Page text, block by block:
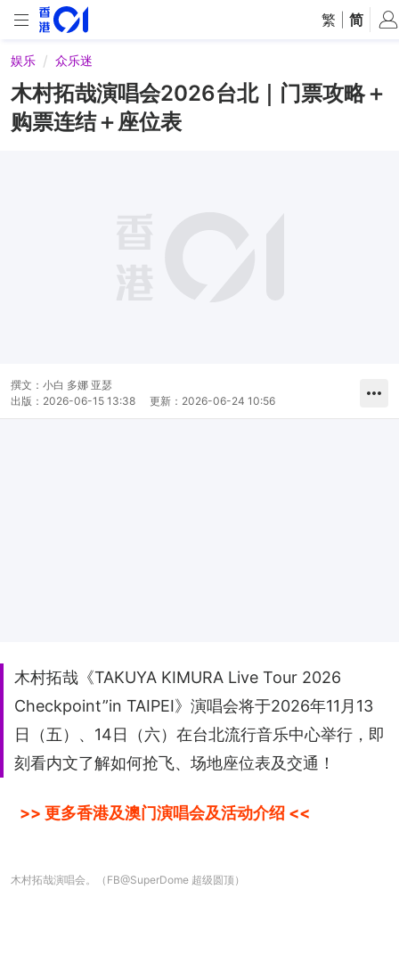
繁 简
娱乐 众乐迷
木村拓哉演唱会2026台北｜门票攻略＋
购票连结＋座位表
撰文： 小白 多娜 亚瑟
出版： 2026-06-15 13:38 更新： 2026-06-24 10:56
木村拓哉《TAKUYA KIMURA Live Tour 2026
Checkpoint”in TAIPEI》演唱会将于2026年11月13
日（五）、14日（六）在台北流行音乐中心举行，即
刻看内文了解如何抢飞、场地座位表及交通！
>> 更多香港及澳门演唱会及活动介绍 <<
木村拓哉演唱会。（FB@SuperDome 超级圆顶）